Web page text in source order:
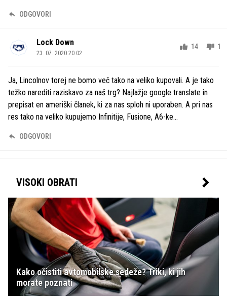
ODGOVORI
Lock Down
23. 07. 2020 20.02
14 1
Ja, Lincolnov torej ne bomo več tako na veliko kupovali. A je tako
težko narediti raziskavo za naš trg? Najlažje google translate in
prepisat en ameriški članek, ki za nas sploh ni uporaben. A pri nas
res tako na veliko kupujemo Infinitije, Fusione, A6-ke...
ODGOVORI
VISOKI OBRATI
Kako očistiti avtomobilske sedeže? Triki, ki jih
morate poznati